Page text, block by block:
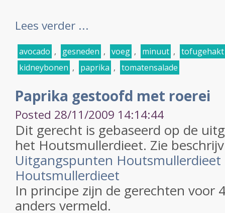
Lees verder ...
avocado , gesneden , voeg , minuut , tofugehakt
kidneybonen , paprika , tomatensalade
Paprika gestoofd met roerei
Posted 28/11/2009 14:14:44
Dit gerecht is gebaseerd op de
het Houtsmullerdieet. Zie
Uitgangspunten Houtsmullerdieet
Houtsmullerdieet
In principe zijn de gerechten voor
anders vermeld.